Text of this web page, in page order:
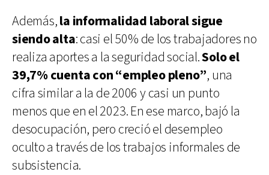
Además,la informalidad laboral sigue
siendo alta: casi el 50% de los trabajadores no
realiza aportes a la seguridad social.Solo el
39,7% cuenta con “empleo pleno”, una
cifra similar a la de 2006 y casi un punto
menos que en el 2023. En ese marco, bajó la
desocupación, pero creció el desempleo
oculto a través de los trabajos informales de
subsistencia.